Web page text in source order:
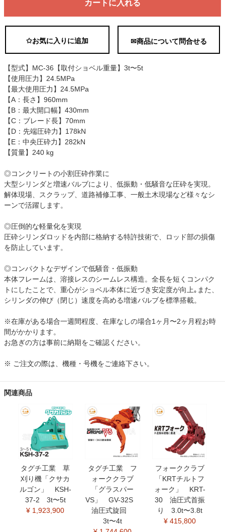
カートに入れる
✩お気に入りに追加 ✉商品について問合せる
【型式】MC-36【取付ショベル重量】3t〜5t
【使用圧力】24.5MPa
【最大使用圧力】24.5MPa
【A：長さ】960mm
【B：最大開口幅】430mm
【C：ブレード長】70mm
【D：先端圧砕力】178kN
【E：中央圧砕力】282kN
【質量】240 kg
◎コンクリートの小割圧砕作業に
大型シリンダと増速バルブにより、低振動・低騒音な圧砕を実現。
解体現場、スクラップ、道路補修工事、一般土木現場など様々なシ
ーンで活躍します。
◎圧倒的な軽量化を実現
圧砕シリンダロッドを内部に格納する特許技術で、ロッド部の損傷
を防止しています。
◎コンパクトなデザインで低騒音・低振動
本体フレームは、溶接レスのシームレス構造。全長を短くコンパク
トにしたことで、重心がショベル本体に近づき安定度が向上｡また、
シリンダの伸び（閉じ）速度を高める増速バルブを標準搭載。
※在庫がある場合一週間程度、在庫なしの場合1ヶ月〜2ヶ月程お時
間がかかります。
お急ぎの方は事前に納期をご確認ください。
※ ご注文の際は、機種・号機をご連絡下さい。
関連商品
タグチ工業 草
刈り機「クサカ
ルゴン」 KSH-
37-2 3t〜5t
¥ 1,923,900
タグチ工業 フ
ォーククラブ
「グラスパー
VS」 GV-32S
油圧式旋回
3t〜4t
フォーククラブ
「KRTチルトフ
ォーク」 KRT-
30 油圧式首振
り 3.0t〜3.8t
¥ 415,800